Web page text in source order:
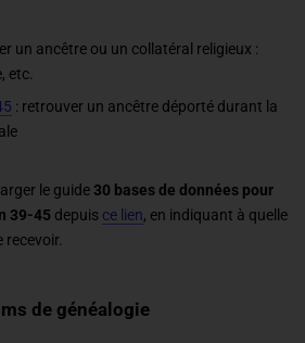
un ancêtre ou un collatéral religieux :
etc.
: retrouver un ancêtre déporté durant la
le guide30 bases de données pour
39-45 depuis ce lien, en indiquant à quelle
recevoir.
de généalogie